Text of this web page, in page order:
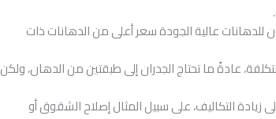
للدهانات عالية الجودة سعر أعلى من الدهانات ذات
عادةً ما تحتاج الجدران إلى طبقتين من الدهان، ولكن
زيادة التكاليف، على سبيل المثال إصلاح الشقوق أو